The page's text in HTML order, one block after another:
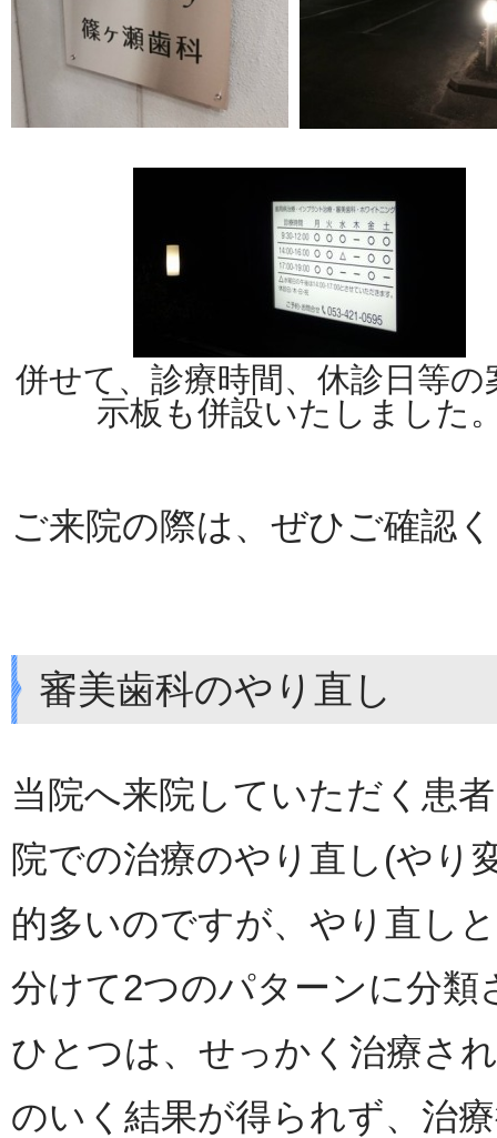
併せて、診療時間、休診日等の
示板も併設いたしました
ご来院の際は、ぜひご確認
審美歯科のやり直し
当院へ来院していただく患
院での治療のやり直し(やり
的多いのですが、やり直し
分けて2つのパターンに分類
ひとつは、せっかく治療さ
のいく結果が得られず、治